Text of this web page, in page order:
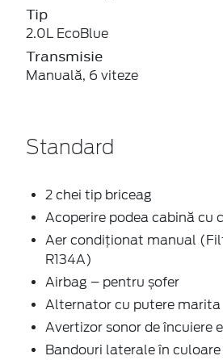
Tip
2.0L EcoBlue
Transmisie
Manuală, 6 viteze
Standard
2 chei tip briceag
Acoperire podea cabină cu
Aer condiţionat manual
R134A)
Airbag – pentru șofer
Alternator cu putere marita
Avertizor sonor de încuiere
Bandouri laterale în